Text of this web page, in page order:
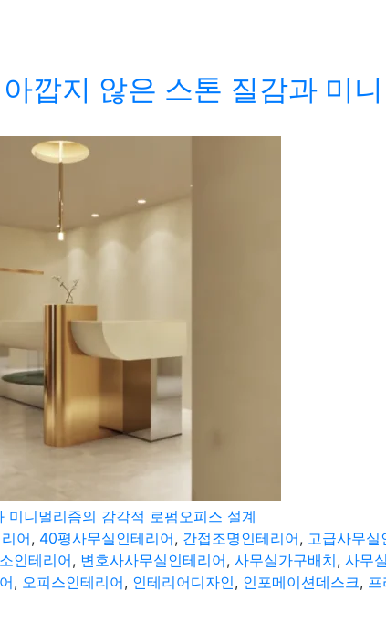
깝지 않은 스톤 질감과 미
니멀리즘의 감각적 로펌오피스 설계
어, 40평사무실인테리어, 간접조명인테리어, 고급사무실
인테리어, 변호사사무실인테리어, 사무실가구배치, 사무
, 오피스인테리어, 인테리어디자인, 인포메이션데스크,